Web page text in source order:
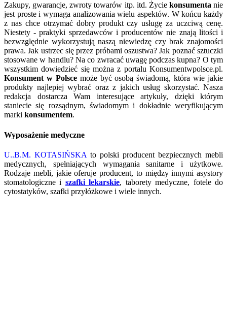
Zakupy, gwarancje, zwroty towarów itp. itd. Życie konsumenta nie
jest proste i wymaga analizowania wielu aspektów. W końcu każdy
z nas chce otrzymać dobry produkt czy usługę za uczciwą cenę.
Niestety - praktyki sprzedawców i producentów nie znają litości i
bezwzględnie wykorzystują naszą niewiedzę czy brak znajomości
prawa. Jak ustrzec się przez próbami oszustwa? Jak poznać sztuczki
stosowane w handlu? Na co zwracać uwagę podczas kupna? O tym
wszystkim dowiedzieć się można z portalu Konsumentwpolsce.pl.
Konsument w Polscemoże być osobą świadomą, która wie jakie
produkty najlepiej wybrać oraz z jakich usług skorzystać. Nasza
redakcja dostarcza Wam interesujące artykuły, dzięki którym
staniecie się rozsądnym, świadomym i dokładnie weryfikującym
marki konsumentem.
Wyposażenie medyczne
U..B.M. KOTASIŃSKA to polski producent bezpiecznych mebli
medycznych, spełniających wymagania sanitarne i użytkowe.
Rodzaje mebli, jakie oferuje producent, to między innymi asystory
stomatologiczne i szafki lekarskie, taborety medyczne, fotele do
cytostatyków, szafki przyłóżkowe i wiele innych.